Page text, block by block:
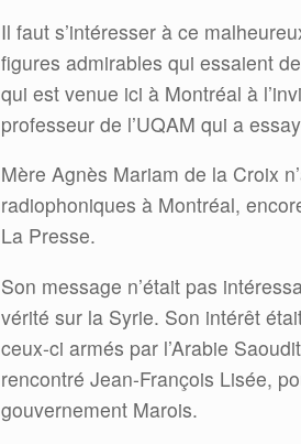
Il faut s’intéresser à ce
figures admirables qui essaient
qui est venue ici à Montréal à
professeur de l’UQAM qui a
Mère Agnès Mariam de la Croix
radiophoniques à Montréal,
La Presse.
Son message n’était pas
vérité sur la Syrie. Son intérêt
ceux-ci armés par l’Arabie
rencontré Jean-François Lisée,
gouvernement Marois.